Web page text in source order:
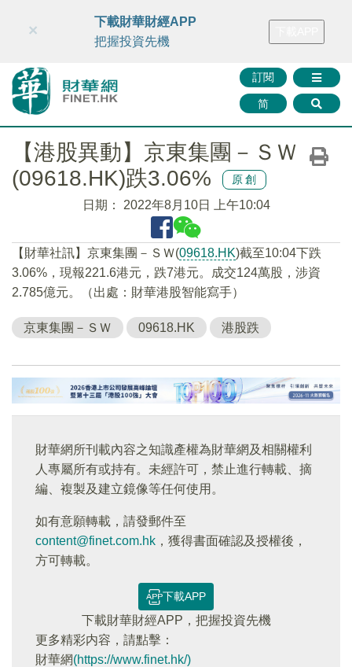
財華智庫網 FINTV FINMETA 財華證券 媒體矩陣
訂閱
简
×
下載財華財經APP
把握投資先機
【港股異動】京東集團－ＳＷ
(09618.HK)跌3.06%
原創
日期： 2022年8月10日 上午10:04
【財華社訊】京東集團－ＳＷ(09618.HK)截至10:04下跌
3.06%，現報221.6港元，跌7港元。成交124萬股，涉資
2.785億元。（出處：財華港股智能寫手）
京東集團－ＳＷ 09618.HK 港股跌
財華網所刊載內容之知識產權為財華網及相關權利
人專屬所有或持有。未經許可，禁止進行轉載、摘
編、複製及建立鏡像等任何使用。
如有意願轉載，請發郵件至
content@finet.com.hk ，獲得書面確認及授權後，
方可轉載。
下載APP
下載財華財經APP，把握投資先機
更多精彩内容，請點擊：
財華網(https://www.finet.hk/)